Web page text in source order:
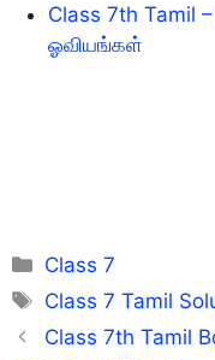
Class 7th Tamil
ஓவியங்கள்
Categories
Class 7
Tags
Class 7 Tamil
Class 7th Tamil